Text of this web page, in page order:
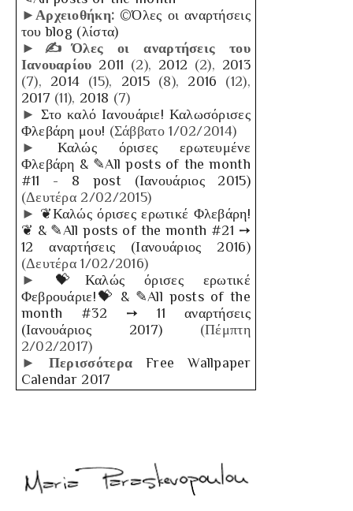
►Αρχειοθήκη: ©Όλες οι αναρτήσεις
του blog (λίστα)
►✍Όλες οι αναρτήσεις του
Ιανουαρίου 2011 (2), 2012 (2), 2013
(7), 2014 (15), 2015 (8), 2016 (12),
2017 (11), 2018 (7)
► Στο καλό Ιανουάριε! Καλωσόρισες
Φλεβάρη μου! (Σάββατο 1/02/2014)
►
Καλώς όρισες ερωτευμένε
Φλεβάρη & ✎All posts of the month
#11 - 8 post (Ιανουάριος 2015)
(Δευτέρα 2/02/2015)
► ❦Καλώς όρισες ερωτικέ Φλεβάρη!
❦ & ✎All posts of the month #21 ➙
12 αναρτήσεις (Ιανουάριος 2016)
(Δευτέρα 1/02/2016)
►
💝Καλώς όρισες ερωτικέ
Φεβρουάριε!💝 & ✎All posts of the
month #32 ➙ 11 αναρτήσεις
(Ιανουάριος 2017)
(Πέμπτη
2/02/2017)
► Περισσότερα
Free Wallpaper
Calendar 2017